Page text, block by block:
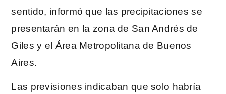
sentido, informó que las precipitaciones se
presentarán en la zona de San Andrés de
Giles y el Área Metropolitana de Buenos
Aires.
Las previsiones indicaban que solo habría